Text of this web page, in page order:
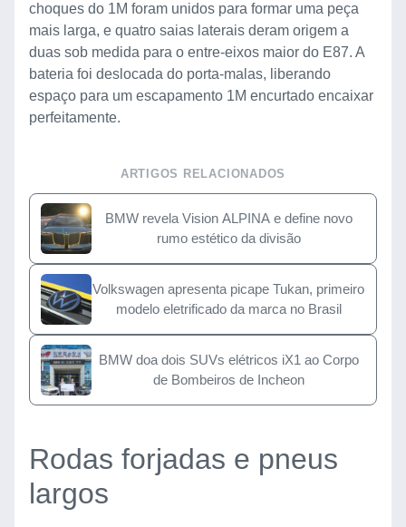
choques do 1M foram unidos para formar uma peça
mais larga, e quatro saias laterais deram origem a
duas sob medida para o entre-eixos maior do E87. A
bateria foi deslocada do porta-malas, liberando
espaço para um escapamento 1M encurtado encaixar
perfeitamente.
ARTIGOS RELACIONADOS
BMW revela Vision ALPINA e define novo
rumo estético da divisão
Volkswagen apresenta picape Tukan, primeiro
modelo eletrificado da marca no Brasil
BMW doa dois SUVs elétricos iX1 ao Corpo
de Bombeiros de Incheon
Rodas forjadas e pneus
largos